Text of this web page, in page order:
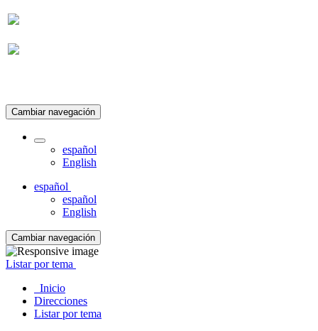
Cambiar navegación
español
English
español
español
English
Cambiar navegación
Listar por tema
Inicio
Direcciones
Listar por tema